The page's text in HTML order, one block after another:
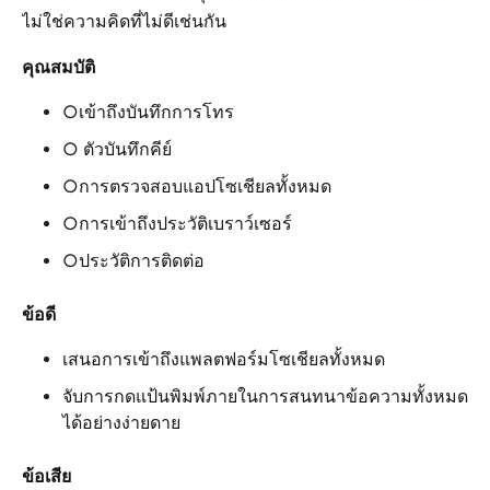
ไม่ใช่ความคิดที่ไม่ดีเช่นกัน
คุณสมบัติ
○เข้าถึงบันทึกการโทร
○ ตัวบันทึกคีย์
○การตรวจสอบแอปโซเชียลทั้งหมด
○การเข้าถึงประวัติเบราว์เซอร์
○ประวัติการติดต่อ
ข้อดี
เสนอการเข้าถึงแพลตฟอร์มโซเชียลทั้งหมด
จับการกดแป้นพิมพ์ภายในการสนทนาข้อความทั้งหมด
ได้อย่างง่ายดาย
ข้อเสีย